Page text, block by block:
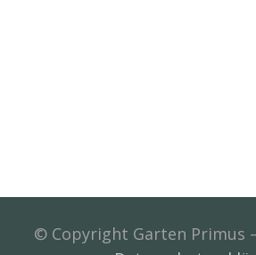
© Copyright Garten Primus